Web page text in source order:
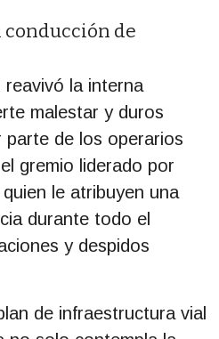
conducción de
reavivó la interna
malestar y duros
de los operarios
gremio liderado por
quien le atribuyen una
durante todo el
y despidos
de infraestructura vial